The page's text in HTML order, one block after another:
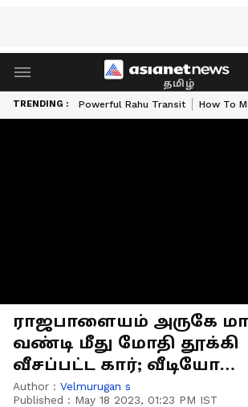
தமிழ்
TRENDING : Powerful Rahu Transit How To
ராஜபாளையம் அருகே
வண்டி மீது மோதி தூக்கி
வீசப்பட்ட கார்; வீடியோ
வெளியாகி பரபரப்பு
Author : Velmurugan s
Published : May 18 2023, 01:23 PM IST